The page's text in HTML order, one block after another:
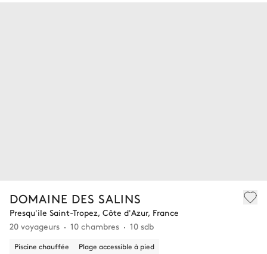
DOMAINE DES SALINS
Presqu'ile Saint-Tropez, Côte d'Azur, France
20 voyageurs
10 chambres 10 sdb
Piscine chauffée Plage accessible à pied